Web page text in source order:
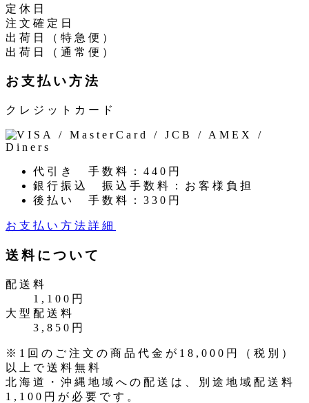
定休日
注文確定日
出荷日（特急便）
出荷日（通常便）
お支払い方法
クレジットカード
代引き 手数料：440円
銀行振込 振込手数料：お客様負担
後払い 手数料：330円
お支払い方法詳細
送料について
配送料
1,100円
大型配送料
3,850円
※1回のご注文の商品代金が18,000円（税別）
以上で送料無料
北海道・沖縄地域への配送は、別途地域配送料
1,100円が必要です。